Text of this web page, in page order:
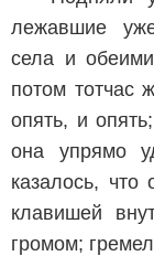
лежавшие
села и
потом тотчас
опять, и
она упрямо
казалось, что
клавишей
громом;